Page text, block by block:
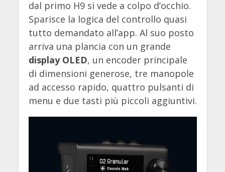
dal primo H9 si vede a colpo d’occhio.
Sparisce la logica del controllo quasi
tutto demandato all’app. Al suo posto
arriva una plancia con un grande
display OLED, un encoder principale
di dimensioni generose, tre manopole
ad accesso rapido, quattro pulsanti di
menu e due tasti più piccoli aggiuntivi.